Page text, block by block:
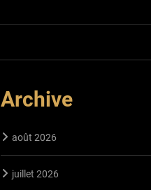
Archive
août 2026
juillet 2026